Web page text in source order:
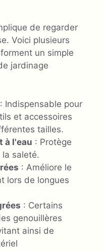
de regarder
Voici plusieurs
un simple
jardinage
: Indispensable pour
et accessoires
tailles.
à l'eau : Protège
saleté.
: Améliore le
lors de longues
: Certains
genouillères
ainsi de